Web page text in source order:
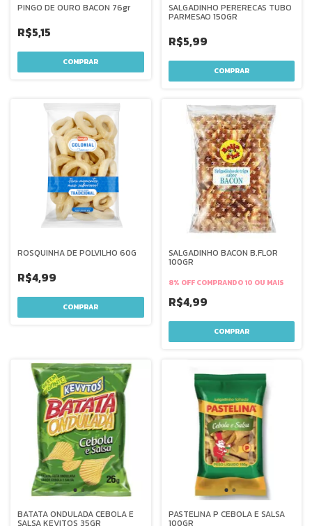
PINGO DE OURO BACON 76gr
R$5,15
SALGADINHO PERERECAS TUBO
PARMESAO 150GR
R$5,99
ROSQUINHA DE POLVILHO 60G
R$4,99
SALGADINHO BACON B.FLOR
100GR
8% OFF COMPRANDO 10 OU MAIS
R$4,99
BATATA ONDULADA CEBOLA E
SALSA KEVITOS 35GR
PASTELINA P CEBOLA E SALSA
100GR